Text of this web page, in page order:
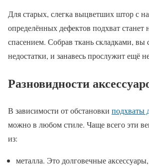
Для старых, слегка выцветших штор с
определённых дефектов подхват станет
спасением. Собрав ткань складками, вы
недостатки, и занавесь прослужит ещё
Разновидности
В зависимости от обстановки подхваты
можно в любом стиле. Чаще всего эти
из:
металла. Это долговечные